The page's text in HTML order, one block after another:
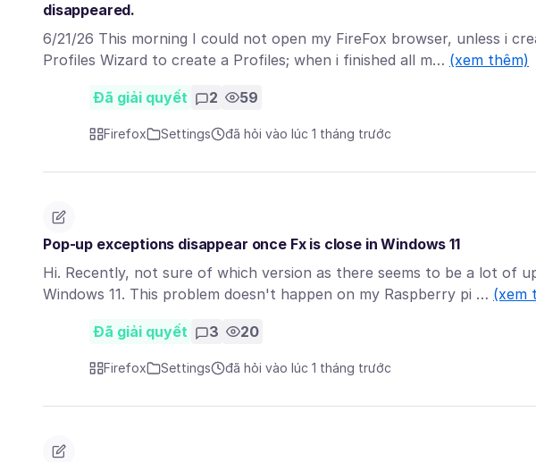
disappeared.
6/21/26 This morning I could not open my FireFox browser, unless i
Profiles Wizard to create a Profiles; when i finished all m… (xem thêm)
Đã giải quyết 2 59
Firefox Settings đã hỏi vào lúc 1 tháng trước
Pop-up exceptions disappear once Fx is close in Windows 11
Hi. Recently, not sure of which version as there seems to be a lot of
Windows 11. This problem doesn't happen on my Raspberry pi … (xem
Đã giải quyết 3 20
Firefox Settings đã hỏi vào lúc 1 tháng trước